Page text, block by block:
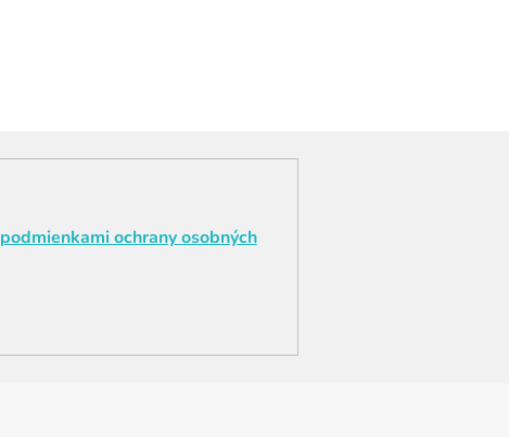
podmienkami ochrany osobných